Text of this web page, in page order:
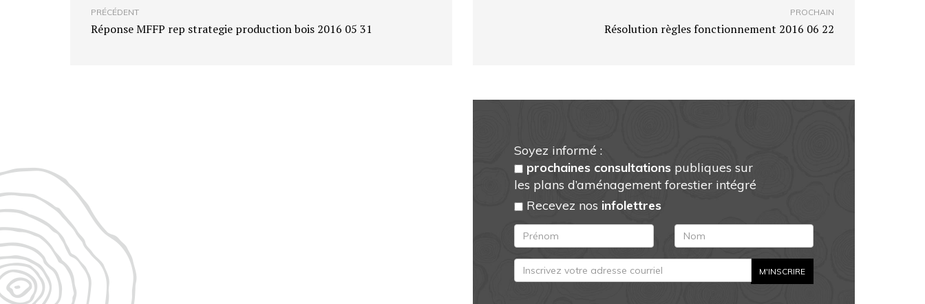
PRÉCÉDENT
Réponse MFFP rep strategie production bois 2016 05 31
PROCHAIN
Résolution règles fonctionnement 2016 06 22
Soyez informé :
prochaines consultations publiques sur
les plans d’aménagement forestier intégré
Recevez nos infolettres